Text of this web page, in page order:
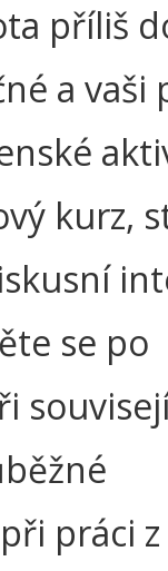
příliš
a vaši
kurz,
se po
práci